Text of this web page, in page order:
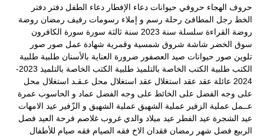
حروف الهجاء حروفي حيوانات دعاء الإفطار دعاء الطفل دفتر دفتر
الخط رجل المطافئ رحلة رسم و إملاء رسومات رفيف رمضان روضة
روضة القراءة سلسلة سنة 2023 سنة ثالثة سورة سورة الكافرون
سوق الخضر شاشة شروق شمسية وقمرية شهادة عمل صور صور
تلوين صور حيوانات صيد العصفور ضرورة العناية بالأسنان طلبية طلبية
الكتب طلبية الكتب الخاصة بالتلميذ
طلبية الكتب الخاصة بالتلميذ 2023-
2024 عائلة عقد عقد استغلال عقد استغلال محل عـقـد استغلال محل
على وجه الفضل على الخائط على وجه الفضل عماد و الحاسوب عمرة
عــمل عملية الزفير عملية الشهيق عملية الشهيق و الزّفير عيد الامهات
عيد الشجرة عيد الفطر عيد ميلاد والدي غروب غلاصم فرحة العيد فصل
الربيع فضل شهر رمضان فقدان الاخ فقه الصيام فقه صيام للأطفال